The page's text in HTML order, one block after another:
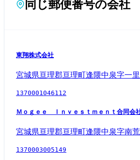
同じ郵便番号の会社
東翔株式会社
宮城県亘理郡亘理町逢隈中泉字一
1370001046112
Ｍｏｇｅｅ Ｉｎｖｅｓｔｍｅｎｔ合同会
宮城県亘理郡亘理町逢隈中泉字南
1370003005149